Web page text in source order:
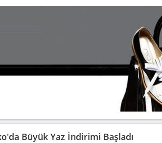
Büyük Yaz İndirimi Başladı